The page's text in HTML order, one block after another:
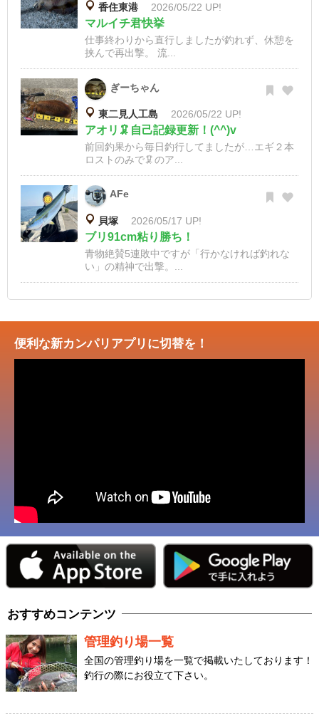
香住東港 2026/05/22 UP!
マルイチ君快挙
仕事終わりから直行しましたが釣れず、休憩を
挟んで再出撃。 流...
ぎーちゃん
東二見人工島 2026/05/22 UP!
アオリ🦑自己記録更新！(^^)v
前回釣果から毎日釣行してましたが…エギ２本
ロストのみで🦑のア...
AFe
貝塚 2026/05/17 UP!
ブリ91cm粘り勝ち！
青物絶賛5連敗中ですが「行かなければ釣れな
い」の精神で出撃。...
便利な新カンパリアプリに切替を！
おすすめコンテンツ
管理釣り場一覧
全国の管理釣り場を一覧で掲載いたしております！
釣行の際にお役立て下さい。